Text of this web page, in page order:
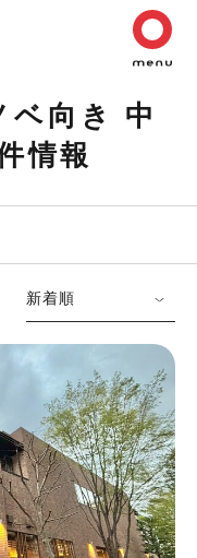
ベ向き 中
情報
新着順